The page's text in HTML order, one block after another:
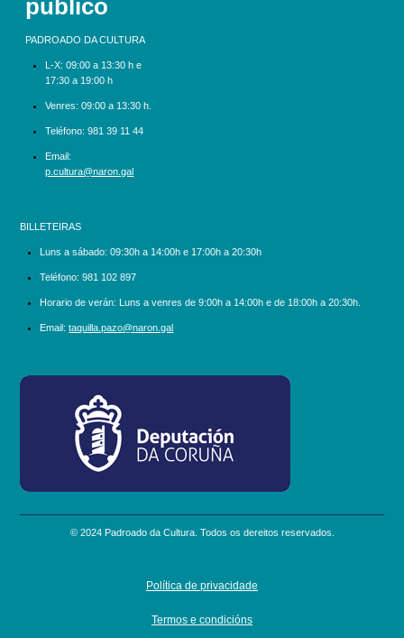
público
PADROADO DA CULTURA
L-X: 09:00 a 13:30 h e
17:30 a 19:00 h
Venres: 09:00 a 13:30 h.
Teléfono: 981 39 11 44
Email:
p.cultura@naron.gal
BILLETEIRAS
Luns a sábado: 09:30h a 14:00h e 17:00h a 20:30h
Teléfono: 981 102 897
Horario de verán: Luns a venres de 9:00h a 14:00h e de 18:00h a 20:30h.
Email: taquilla.pazo@naron.gal
logo_depcoruna.png
© 2024 Padroado da Cultura. Todos os dereitos reservados.
Política de privacidade
Termos e condicións